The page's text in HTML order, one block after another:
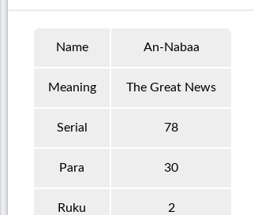
Name An-Nabaa
Meaning The Great News
Serial 78
Para 30
Ruku 2